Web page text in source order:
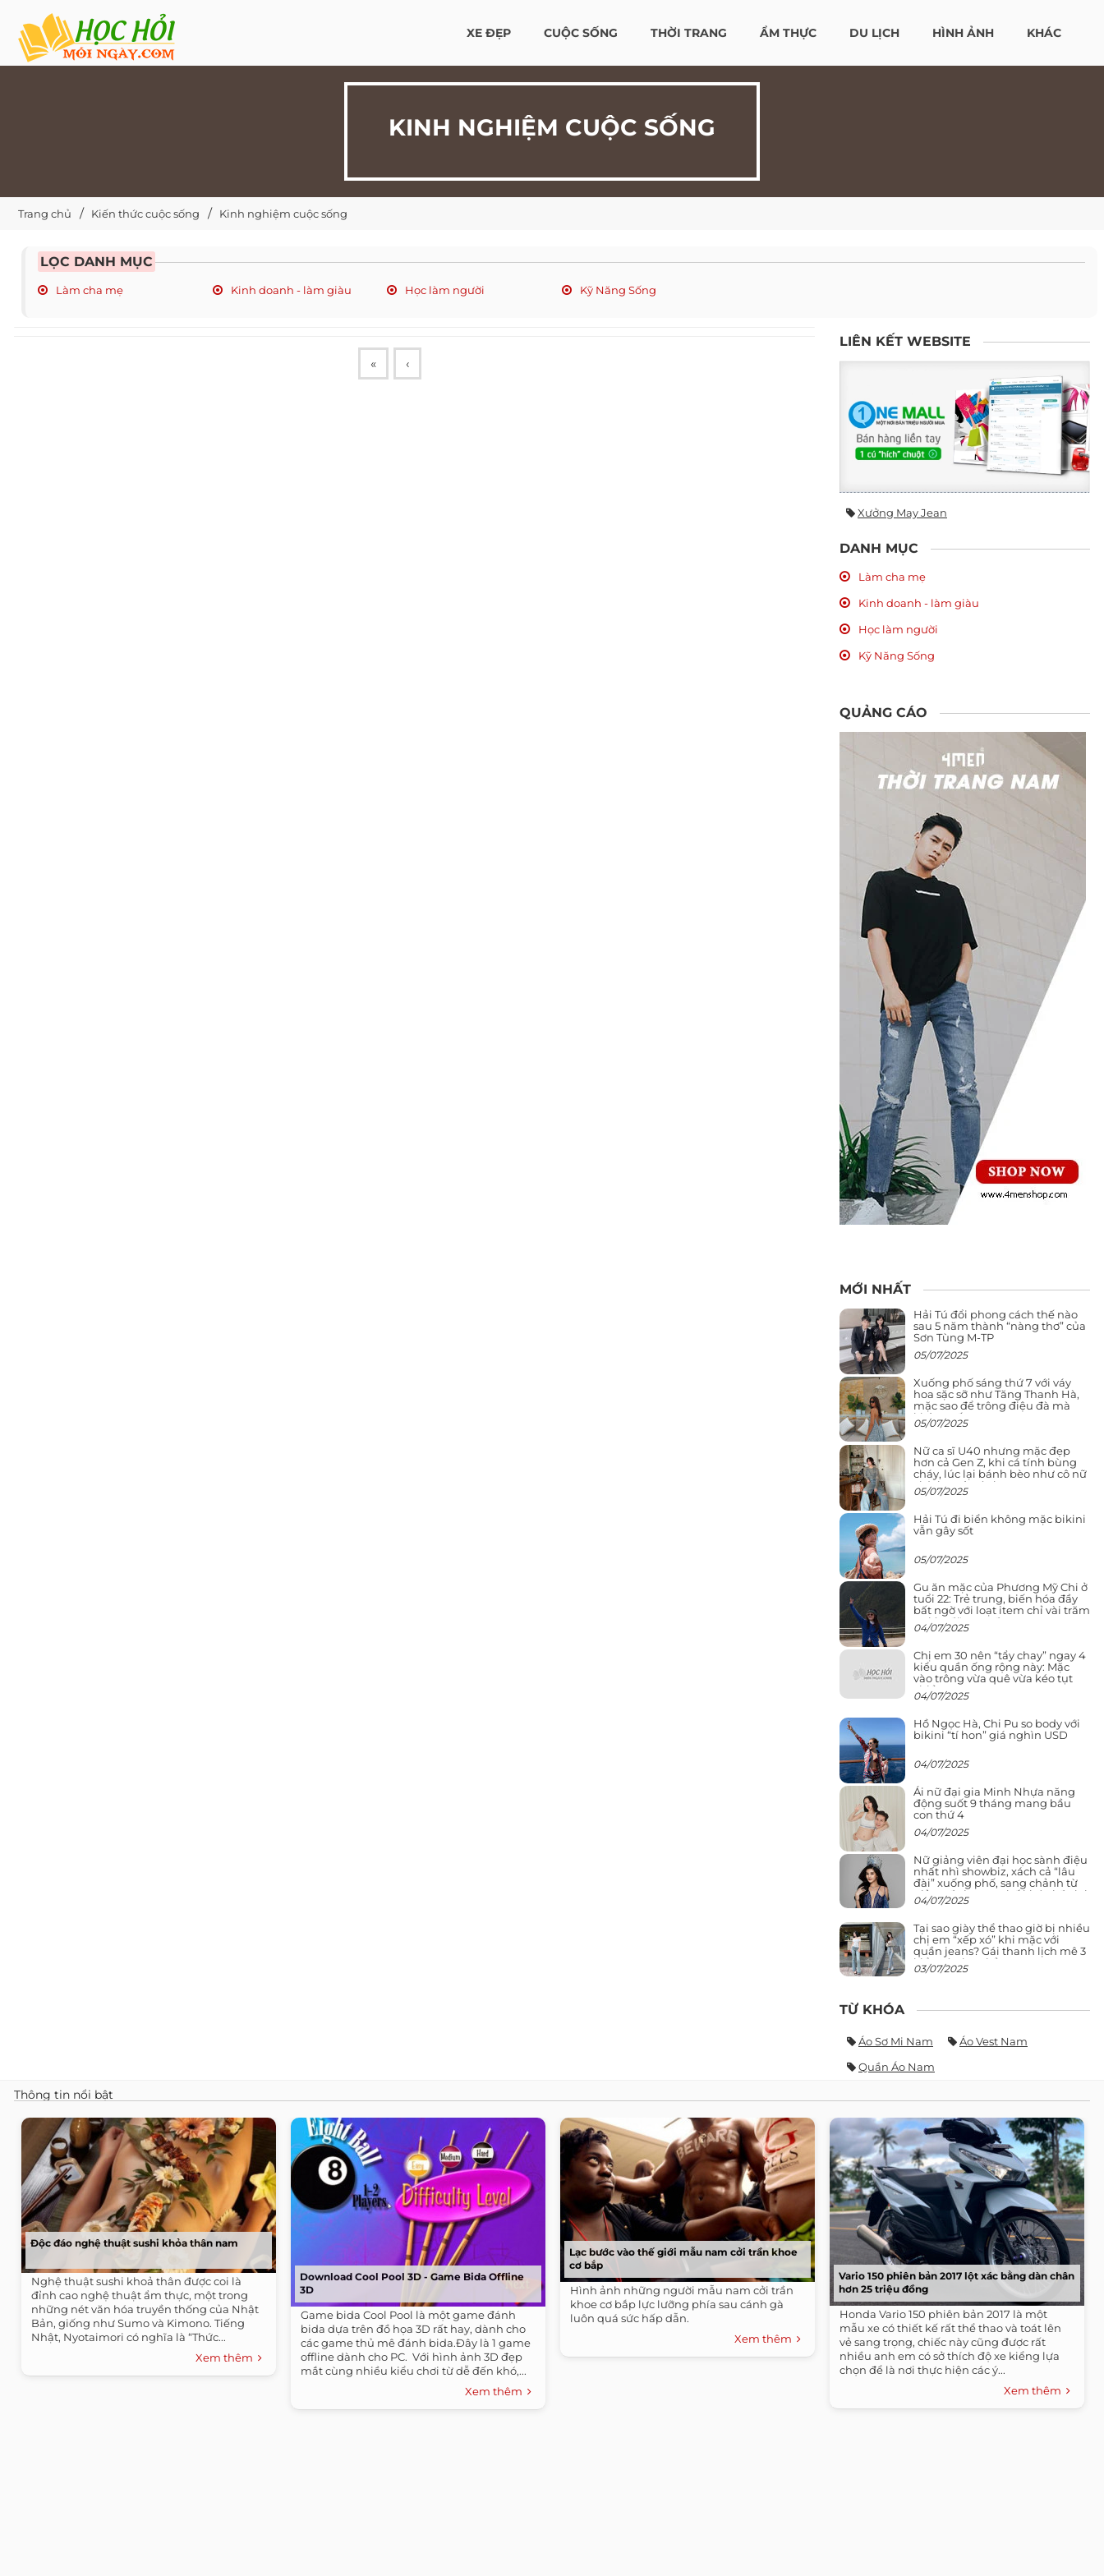
XE ĐẸP CUỘC SỐNG THỜI TRANG ẨM THỰC DU LỊCH HÌNH ẢNH KHÁC
KINH NGHIỆM CUỘC SỐNG
Trang chủ Kiến thức cuộc sống Kinh nghiệm cuộc sống
LỌC DANH MỤC
Làm cha mẹ Kinh doanh - làm giàu Học làm người Kỹ Năng Sống
« ‹
LIÊN KẾT WEBSITE
Xưởng May Jean
DANH MỤC
Làm cha mẹ
Kinh doanh - làm giàu
Học làm người
Kỹ Năng Sống
QUẢNG CÁO
MỚI NHẤT
Hải Tú đổi phong cách thế nào
sau 5 năm thành “nàng thơ” của
Sơn Tùng M-TP
05/07/2025
Xuống phố sáng thứ 7 với váy
hoa sặc sỡ như Tăng Thanh Hà,
mặc sao để trông điệu đà mà
không sến
05/07/2025
Nữ ca sĩ U40 nhưng mặc đẹp
hơn cả Gen Z, khi cá tính bùng
cháy, lúc lại bánh bèo như cô nữ
chính ngôn tình
05/07/2025
Hải Tú đi biển không mặc bikini
vẫn gây sốt
05/07/2025
Gu ăn mặc của Phương Mỹ Chi ở
tuổi 22: Trẻ trung, biến hóa đầy
bất ngờ với loạt item chỉ vài trăm
nghìn đã mua được
04/07/2025
Chị em 30 nên “tẩy chay” ngay 4
kiểu quần ống rộng này: Mặc
vào trông vừa quê vừa kéo tụt
chiều cao
04/07/2025
Hồ Ngọc Hà, Chi Pu so body với
bikini “tí hon” giá nghìn USD
04/07/2025
Ái nữ đại gia Minh Nhựa năng
động suốt 9 tháng mang bầu
con thứ 4
04/07/2025
Nữ giảng viên đại học sành điệu
nhất nhì showbiz, xách cả “lâu
đài” xuống phố, sang chảnh từ
giảng đường ra phố khó ai đọ lại
04/07/2025
Tại sao giày thể thao giờ bị nhiều
chị em “xếp xó” khi mặc với
quần jeans? Gái thanh lịch mê 3
kiểu này hơn hẳn
03/07/2025
TỪ KHÓA
Áo Sơ Mi Nam
Áo Vest Nam
Quần Áo Nam
Thông tin nổi bật
Độc đáo nghệ thuật sushi khỏa thân nam
Nghệ thuật sushi khoả thân được coi là
đỉnh cao nghệ thuật ẩm thực, một trong
những nét văn hóa truyền thống của Nhật
Bản, giống như Sumo và Kimono. Tiếng
Nhật, Nyotaimori có nghĩa là “Thức...
Xem thêm
Download Cool Pool 3D - Game Bida Offline
3D
Game bida Cool Pool là một game đánh
bida dựa trên đồ họa 3D rất hay, dành cho
các game thủ mê đánh bida.Đây là 1 game
offline dành cho PC. ​ Với hình ảnh 3D đẹp
mắt cùng nhiều kiểu chơi từ dễ đến khó,...
Xem thêm
Lạc bước vào thế giới mẫu nam cởi trần khoe
cơ bắp
Hình ảnh những người mẫu nam cởi trần
khoe cơ bắp lực lưỡng phía sau cánh gà
luôn quá sức hấp dẫn.
Xem thêm
Vario 150 phiên bản 2017 lột xác bằng dàn chân
hơn 25 triệu đồng
Honda Vario 150 phiên bản 2017 là một
mẫu xe có thiết kế rất thể thao và toát lên
vẻ sang trọng, chiếc này cũng được rất
nhiều anh em có sở thích độ xe kiểng lựa
chọn để là nơi thực hiện các ý...
Xem thêm